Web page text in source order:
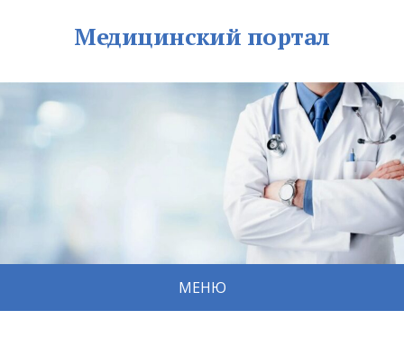
Медицинский портал
МЕНЮ